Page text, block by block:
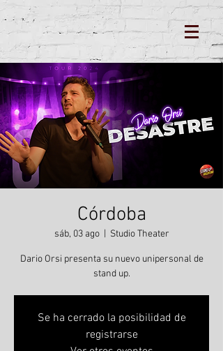
Córdoba
sáb, 03 ago
  |
Studio Theater
Dario Orsi presenta su nuevo unipersonal de
stand up.
Se ha cerrado la posibilidad de
registrarse